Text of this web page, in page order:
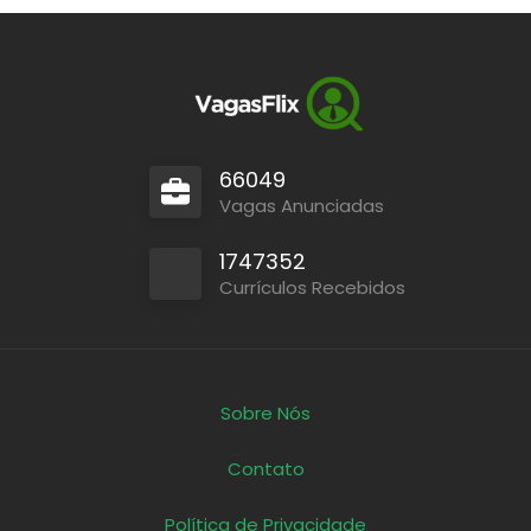
66049
Vagas Anunciadas
1747352
Currículos Recebidos
Sobre Nós
Contato
Política de Privacidade